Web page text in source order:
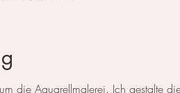
die Aquarellmalerei. Ich gestalte